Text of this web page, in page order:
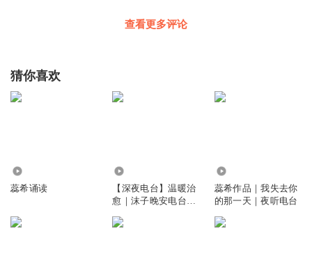
查看更多评论
猜你喜欢
蕊希诵读
【深夜电台】温暖治
愈｜沫子晚安电台｜
蕊希作品｜我失去你
的那一天｜夜听电台